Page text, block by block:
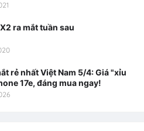
ra mắt tuần sau
rẻ nhất Việt Nam 5/4: Giá "xỉu
17e, đáng mua ngay!